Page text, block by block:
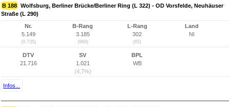
B 188 Wolfsburg, Berliner Brücke/Berliner Ring (L 322) - OD Vorsfelde, Neuhäuser
Straße (L 290)
Nr.
5.149
(9.735)
B-Rang
3.185
(969)
L-Rang
302
(65)
Land
NI
DTV
21.716
SV
1.021
(4,7%)
BPL
WB
Infos...